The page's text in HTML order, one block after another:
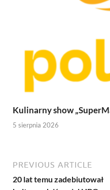
Kulinarny show
5 sierpnia 2026
PREVIOUS ARTICLE
20 lat temu zadebiutował